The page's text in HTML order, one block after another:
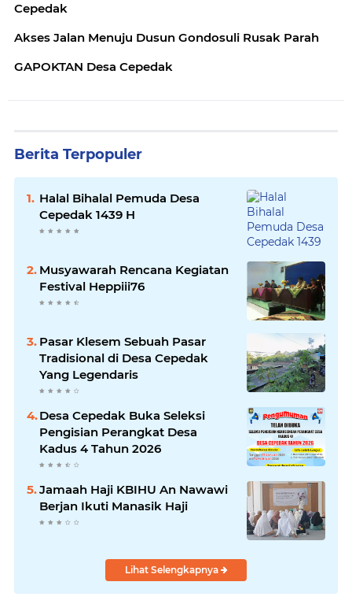
Cepedak
Akses Jalan Menuju Dusun Gondosuli Rusak Parah
GAPOKTAN Desa Cepedak
Berita Terpopuler
Halal Bihalal Pemuda Desa
Cepedak 1439 H
Musyawarah Rencana Kegiatan
Festival Heppiii76
Pasar Klesem Sebuah Pasar
Tradisional di Desa Cepedak
Yang Legendaris
Desa Cepedak Buka Seleksi
Pengisian Perangkat Desa
Kadus 4 Tahun 2026
Jamaah Haji KBIHU An Nawawi
Berjan Ikuti Manasik Haji
Lihat Selengkapnya